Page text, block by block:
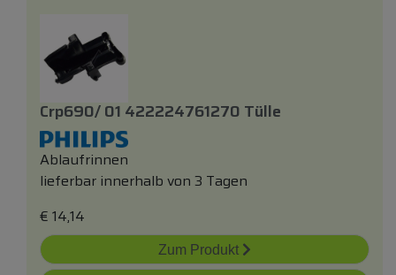
Crp690/ 01 422224761270 Tülle
Ablaufrinnen
lieferbar innerhalb von 3 Tagen
€ 14,14
Zum Produkt